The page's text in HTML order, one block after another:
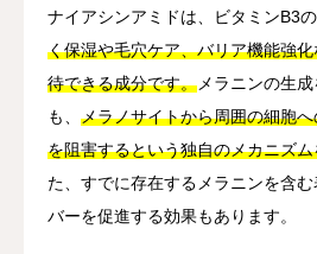
ナイアシンアミドは、ビタミンB3の
く保湿や毛穴ケア、バリア機能強
待できる成分です。 メラニンの生
も、 メラノサイトから周囲の細胞
を阻害するという独自のメカニズ
た、すでに存在するメラニンを含
バーを促進する効果もあります。